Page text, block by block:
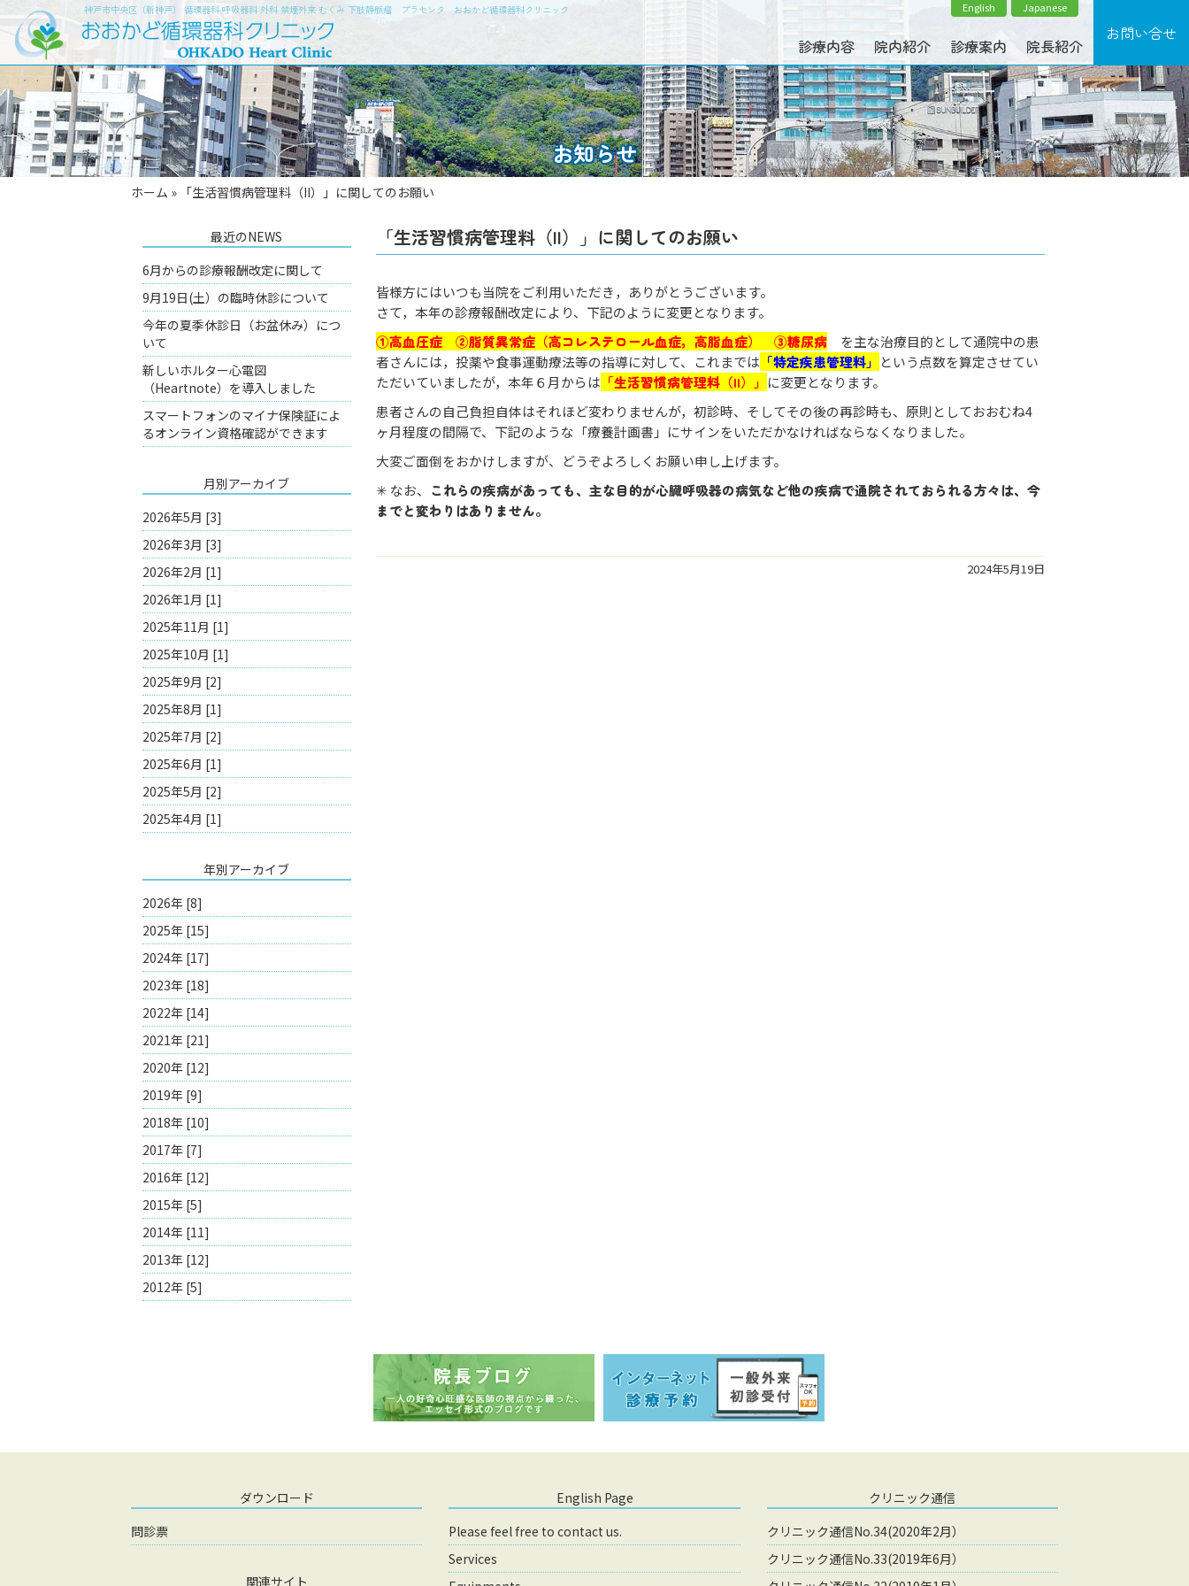
神戸市中央区（新神戸） 循環器科 呼吸器科 外科 禁煙外来 むくみ 下肢静脈瘤 プラセンタ おおかど循環器科クリニック
診療内容 院内紹介 診療案内 院長紹介
English Japanese
お知らせ
ホーム » 「生活習慣病管理料（II）」に関してのお願い
「生活習慣病管理料（II）」に関してのお願い
皆様方にはいつも当院をご利用いただき，ありがとうございます。
さて，本年の診療報酬改定により、下記のように変更となります。
①高血圧症 ②脂質異常症（高コレステロール血症，高脂血症） ③糖尿病を主な治療目的として通院中の患
者さんには，投薬や食事運動療法等の指導に対して、これまでは 「特定疾患管理料」 という点数を算定させてい
ただいていましたが，本年６月からは 「生活習慣病管理料（II）」 に変更となります。
患者さんの自己負担自体はそれほど変わりませんが，初診時、そしてその後の再診時も、原則としておおむね4
ヶ月程度の間隔で、下記のような「療養計画書」にサインをいただかなければならなくなりました。
大変ご面倒をおかけしますが、どうぞよろしくお願い申し上げます。
✳︎ なお、 これらの疾病があっても、主な目的が心臓呼吸器の病気など他の疾病で通院されておられる方々は、今
までと変わりはありません。
2024年5月19日
最近のNEWS
6月からの診療報酬改定に関して
9月19日(土）の臨時休診について
今年の夏季休診日（お盆休み）につ
いて
新しいホルター心電図
（Heartnote）を導入しました
スマートフォンのマイナ保険証によ
るオンライン資格確認ができます
月別アーカイブ
2026年5月 [3]
2026年3月 [3]
2026年2月 [1]
2026年1月 [1]
2025年11月 [1]
2025年10月 [1]
2025年9月 [2]
2025年8月 [1]
2025年7月 [2]
2025年6月 [1]
2025年5月 [2]
2025年4月 [1]
年別アーカイブ
2026年 [8]
2025年 [15]
2024年 [17]
2023年 [18]
2022年 [14]
2021年 [21]
2020年 [12]
2019年 [9]
2018年 [10]
2017年 [7]
2016年 [12]
2015年 [5]
2014年 [11]
2013年 [12]
2012年 [5]
ダウンロード
問診票
関連サイト
English Page
Please feel free to contact us.
Services
クリニック通信
クリニック通信No.34(2020年2月）
クリニック通信No.33(2019年6月）